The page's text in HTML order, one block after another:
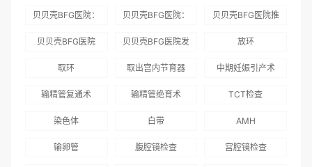
贝贝壳BFG医院：
务
贝贝壳BFG医院：
术”和“法律支持”
贝贝壳BFG医院推
贝贝壳BFG医院
贝贝壳BFG医院发
国版）》
放环
取环 取出宫内节育器 中期妊娠引产术
输精管复通术 输精管绝育术 TCT检查
染色体 白带 AMH
输卵管 腹腔镜检查 宫腔镜检查